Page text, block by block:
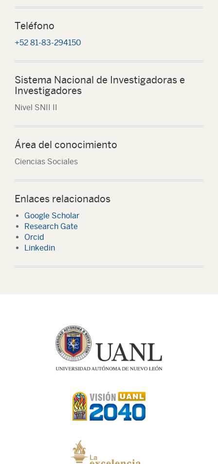
Teléfono
+52 81-83-294150
Sistema Nacional de Investigadoras e
Investigadores
Nivel SNII II
Área del conocimiento
Ciencias Sociales
Enlaces relacionados
Google Scholar
Research Gate
Orcid
Linkedin